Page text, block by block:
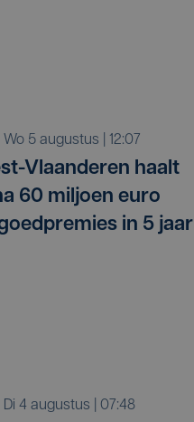
wo 5 augustus | 12:07
Vlaanderen haalt
60 miljoen euro
in 5 jaar
di 4 augustus | 07:48